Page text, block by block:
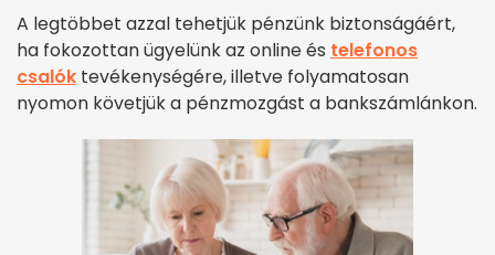
A legtöbbet azzal tehetjük pénzünk biztonságáért,
ha fokozottan ügyelünk az online és telefonos
csalók tevékenységére, illetve folyamatosan
nyomon követjük a pénzmozgást a bankszámlánkon.